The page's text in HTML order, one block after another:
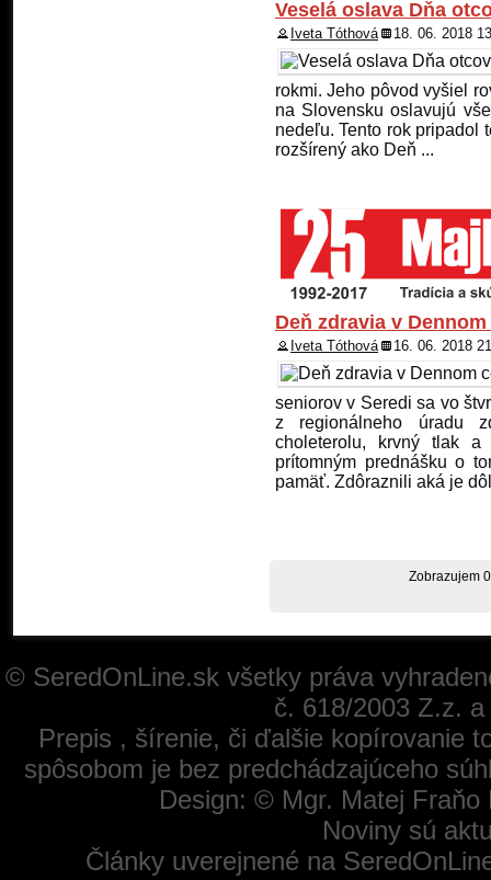
Veselá oslava Dňa
Iveta Tóthová 18. 06. 2018
rokmi. Jeho pôvod vyšiel
na Slovensku oslavujú
nedeľu. Tento rok pripadol
rozšírený ako Deň ...
Deň zdravia v
Iveta Tóthová 16. 06. 2018
seniorov v Seredi sa vo
z regionálneho úradu
choleterolu, krvný tlak a
prítomným prednášku o
pamäť. Zdôraznili aká je
Zobrazujem
© SeredOnLine.sk všetky práva
č. 618/2003 Z.z.
Prepis , šírenie, či ďalšie kopírovanie
spôsobom je bez predchádzajúceho
Design: © Mgr. Matej
Noviny sú
Články uverejnené na